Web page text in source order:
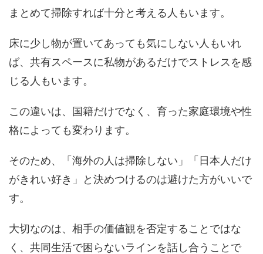
まとめて掃除すれば十分と考える人もいます。
床に少し物が置いてあっても気にしない人もいれ
ば、共有スペースに私物があるだけでストレスを感
じる人もいます。
この違いは、国籍だけでなく、育った家庭環境や性
格によっても変わります。
そのため、「海外の人は掃除しない」「日本人だけ
がきれい好き」と決めつけるのは避けた方がいいで
す。
大切なのは、相手の価値観を否定することではな
く、共同生活で困らないラインを話し合うことで